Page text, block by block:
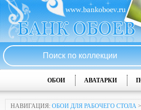
ОБОИ АВАТАРКИ
НАВИГАЦИЯ: ОБОИ ДЛЯ РАБОЧЕГО СТОЛА